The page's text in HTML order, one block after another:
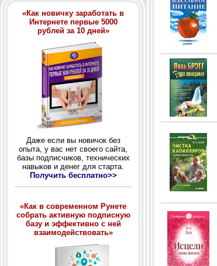
«Как новичку заработать в
Интернете первые 5000
рублей за 10 дней»
Даже если вы новичок без
опыта, у вас нет своего сайта,
базы подписчиков, технических
навыков и денег для старта.
Получить бесплатно>>
«Как в современном Рунете
собрать активную подписную
базу и эффективно с ней
взаимодействовать»